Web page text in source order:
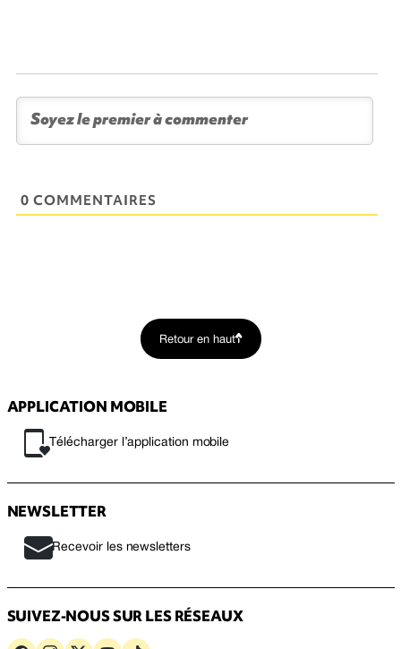
0 COMMENTAIRES
Retour en haut
APPLICATION MOBILE
Télécharger l’application mobile
NEWSLETTER
Recevoir les newsletters
SUIVEZ-NOUS SUR LES RÉSEAUX